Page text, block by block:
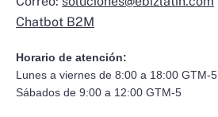
Chatbot B2M
Horario de atención:
Lunes a viernes de 8:00 a 18:00 GTM-5
Sábados de 9:00 a 12:00 GTM-5